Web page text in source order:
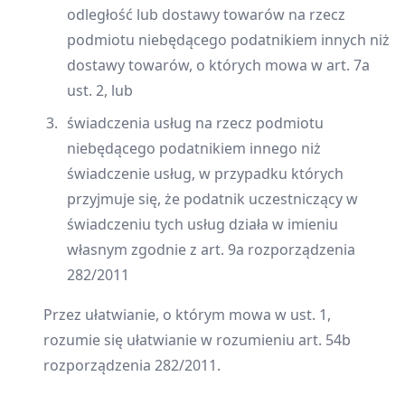
odległość lub dostawy towarów na rzecz
podmiotu niebędącego podatnikiem innych niż
dostawy towarów, o których mowa w art. 7a
ust. 2, lub
świadczenia usług na rzecz podmiotu
niebędącego podatnikiem innego niż
świadczenie usług, w przypadku których
przyjmuje się, że podatnik uczestniczący w
świadczeniu tych usług działa w imieniu
własnym zgodnie z art. 9a rozporządzenia
282/2011
Przez ułatwianie, o którym mowa w ust. 1,
rozumie się ułatwianie w rozumieniu art. 54b
rozporządzenia 282/2011.